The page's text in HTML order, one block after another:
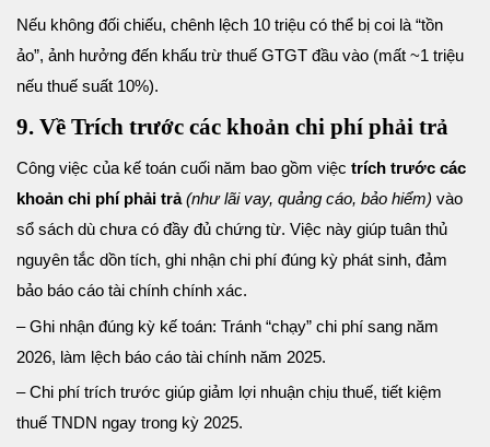
Nếu không đối chiếu, chênh lệch 10 triệu có thể bị coi là “tồn
ảo”, ảnh hưởng đến khấu trừ thuế GTGT đầu vào (mất ~1 triệu
nếu thuế suất 10%).
9. Về Trích trước các khoản chi phí phải trả
Công việc của kế toán cuối năm bao gồm việc trích trước các
khoản chi phí phải trả (như lãi vay, quảng cáo, bảo hiểm) vào
sổ sách dù chưa có đầy đủ chứng từ. Việc này giúp tuân thủ
nguyên tắc dồn tích, ghi nhận chi phí đúng kỳ phát sinh, đảm
bảo báo cáo tài chính chính xác.
– Ghi nhận đúng kỳ kế toán: Tránh “chạy” chi phí sang năm
2026, làm lệch báo cáo tài chính năm 2025.
– Chi phí trích trước giúp giảm lợi nhuận chịu thuế, tiết kiệm
thuế TNDN ngay trong kỳ 2025.